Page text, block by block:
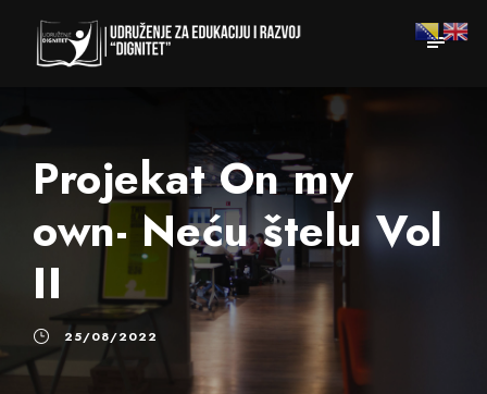
Projekat On my
own- Neću štelu Vol
II
25/08/2022